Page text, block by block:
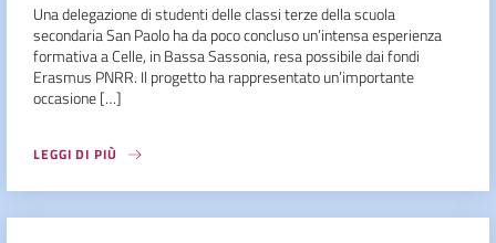
Una delegazione di studenti delle classi terze della scuola
secondaria San Paolo ha da poco concluso un’intensa esperienza
formativa a Celle, in Bassa Sassonia, resa possibile dai fondi
Erasmus PNRR. Il progetto ha rappresentato un’importante
occasione […]
LEGGI DI PIÙ